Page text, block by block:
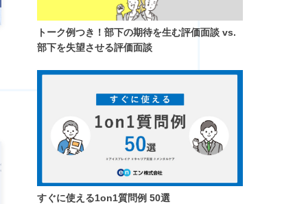
トーク例つき！​部下の期待を生む評価面談 vs.
部下を失望させる評価面談
すぐに使える1on1質問例 50選